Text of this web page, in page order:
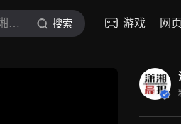
潇湘晨报 搜索 游戏 网